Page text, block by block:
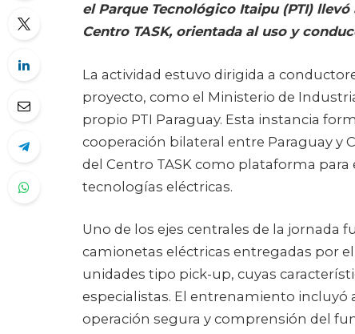
el Parque Tecnológico Itaipu (PTI)
Centro TASK, orientada al uso y
La actividad estuvo dirigida a
proyecto, como el Ministerio de
propio PTI Paraguay. Esta instancia
cooperación bilateral entre Paraguay y
del Centro TASK como plataforma
tecnologías eléctricas.
Uno de los ejes centrales de la jornada
camionetas eléctricas entregadas por
unidades tipo pick-up, cuyas
especialistas. El entrenamiento incluyó
operación segura y comprensión del